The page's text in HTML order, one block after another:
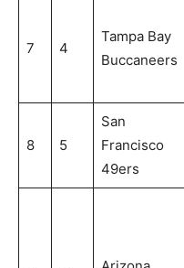
7 4
Tampa Bay
Buccaneers
8 5
San
Francisco
49ers